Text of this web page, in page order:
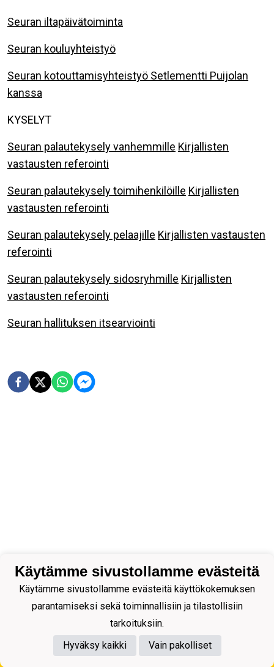
Seuran iltapäivätoiminta
Seuran kouluyhteistyö
Seuran kotouttamisyhteistyö Setlementti Puijolan
kanssa
KYSELYT
Seuran palautekysely vanhemmille Kirjallisten
vastausten referointi
Seuran palautekysely toimihenkilöille Kirjallisten
vastausten referointi
Seuran palautekysely pelaajille Kirjallisten vastausten
referointi
Seuran palautekysely sidosryhmille Kirjallisten
vastausten referointi
Seuran hallituksen itsearviointi
Käytämme sivustollamme evästeitä
Käytämme sivustollamme evästeitä käyttökokemuksen
parantamiseksi sekä toiminnallisiin ja tilastollisiin
tarkoituksiin.
Hyväksy kaikki
Vain pakolliset